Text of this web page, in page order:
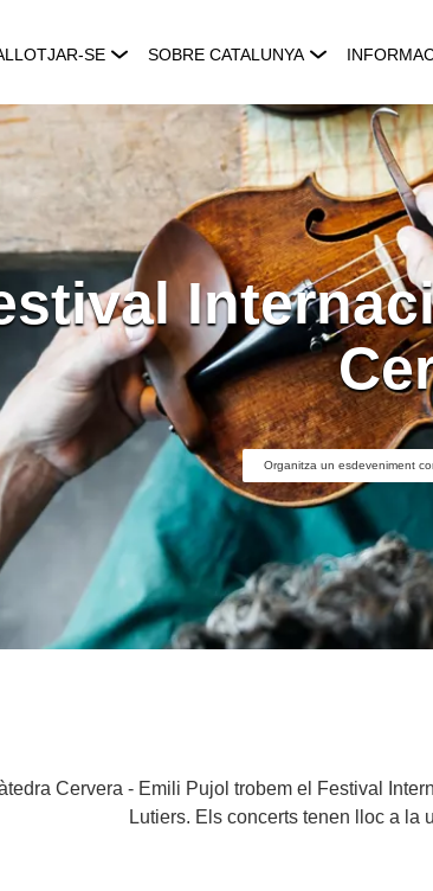
SE SOBRE CATALUNYA
Organitza un esdeveniment
Cervera - Emili Pujol trobem el Festival
Lutiers. Els concerts tenen lloc a la